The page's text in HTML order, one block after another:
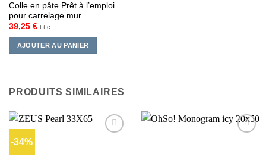
Colle en pâte Prêt à l’emploi
pour carrelage mur
39,25 € t.t.c.
AJOUTER AU PANIER
PRODUITS SIMILAIRES
-34%